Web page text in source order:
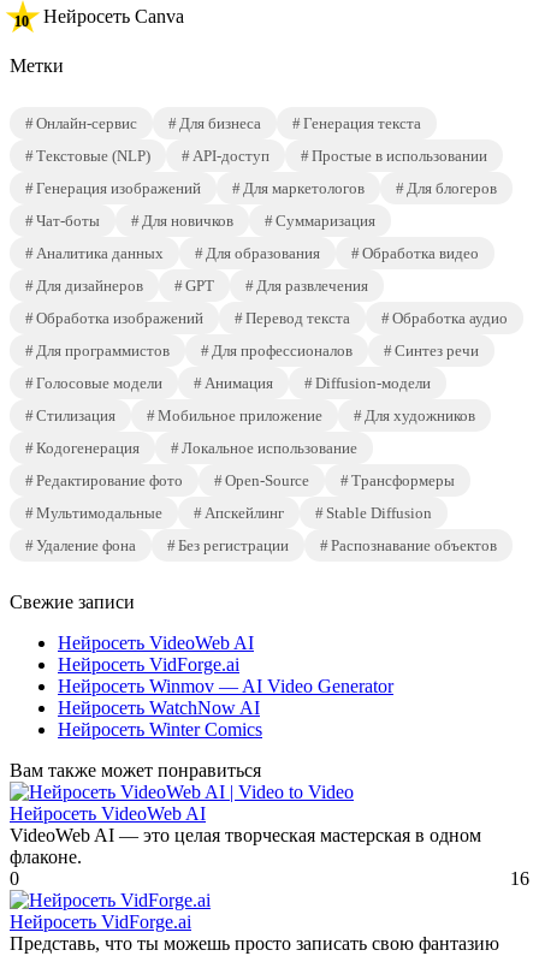
Нейросеть Canva
Метки
Онлайн-сервис Для бизнеса
Генерация текста
Текстовые (NLP)
API-доступ
Простые в использовании
Генерация изображений
Для маркетологов
Для блогеров
Чат-боты
Для новичков
Суммаризация
Аналитика данных
Для образования
Обработка видео
Для дизайнеров
GPT
Для развлечения
Обработка изображений
Перевод текста
Обработка аудио
Для программистов
Для профессионалов
Синтез речи
Голосовые модели
Анимация
Diffusion-модели
Стилизация
Мобильное приложение
Для художников
Кодогенерация
Локальное использование
Редактирование фото
Open-Source
Трансформеры
Мультимодальные
Апскейлинг
Stable Diffusion
Удаление фона
Без регистрации Распознавание объектов
Свежие записи
Нейросеть VideoWeb AI
Нейросеть VidForge.ai
Нейросеть Winmov — AI Video Generator
Нейросеть WatchNow AI
Нейросеть Winter Comics
Вам также может понравиться
Нейросеть VideoWeb AI
VideoWeb AI — это целая творческая мастерская в одном
флаконе.
0
16
Нейросеть VidForge.ai
Представь, что ты можешь просто записать свою фантазию